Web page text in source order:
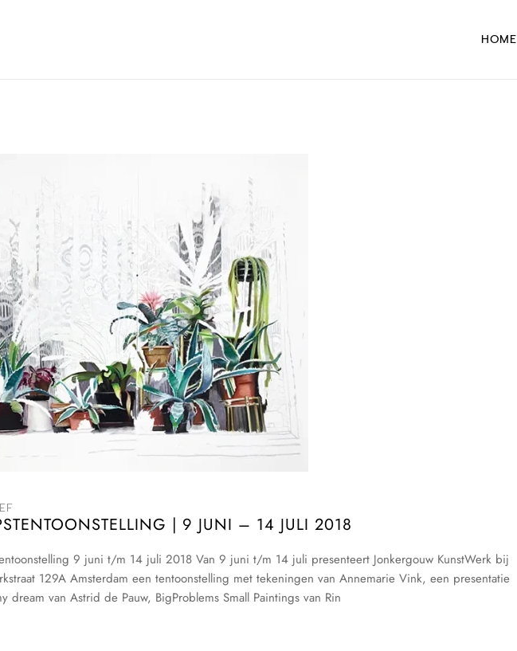
HOME
| 9 JUNI – 14 JULI 2018
9 juni t/m 14 juli 2018 Van 9 juni t/m 14 juli presenteert Jonkergouw KunstWerk bij
129A Amsterdam een tentoonstelling met tekeningen van Annemarie Vink, een presentatie
dream van Astrid de Pauw, BigProblems Small Paintings van Rin